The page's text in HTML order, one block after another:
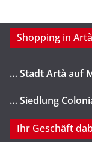
Shopping in Artà
… Stadt Artà auf
… Siedlung
Ihr Geschäft